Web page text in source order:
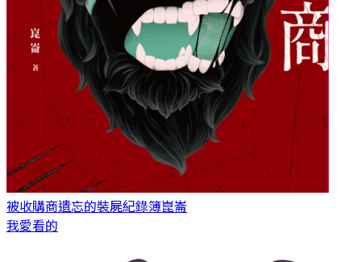
被收購商遺忘的裝屍紀錄簿崑崙
我愛看的